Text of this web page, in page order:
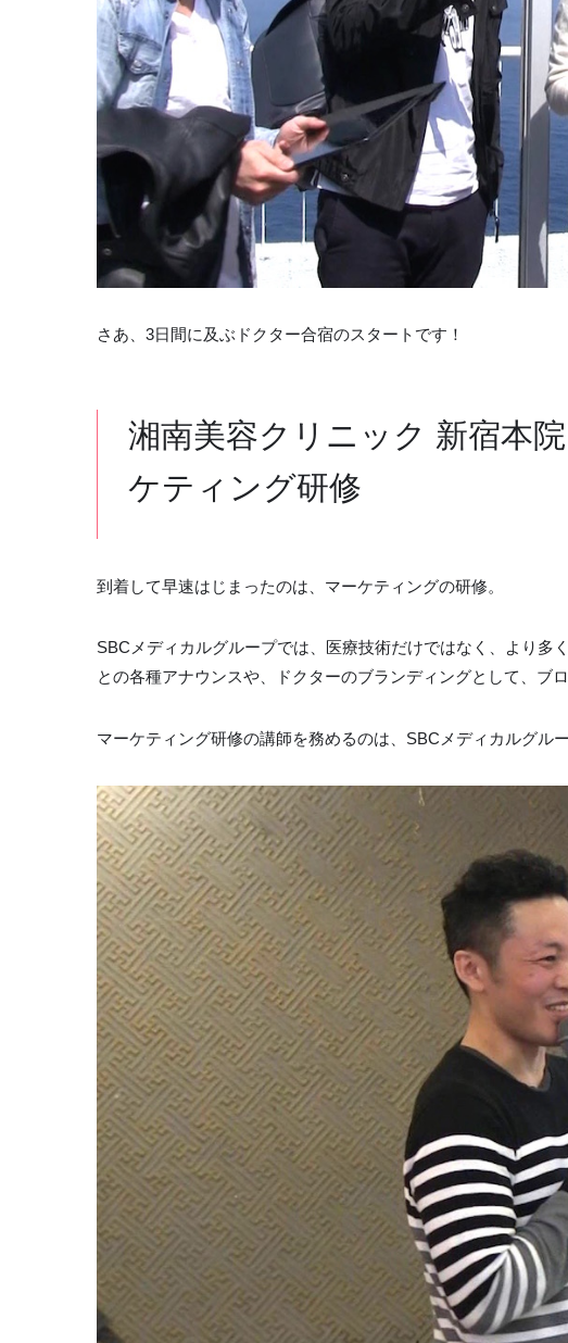
さあ、3日間に及ぶドクター合宿のスタートです！
湘南美容クリニック 新宿本
ケティング研修
到着して早速はじまったのは、マーケティングの研修。
SBCメディカルグループでは、医療技術だけではなく、より
との各種アナウンスや、ドクターのブランディングとして、ブ
マーケティング研修の講師を務めるのは、SBCメディカルグル